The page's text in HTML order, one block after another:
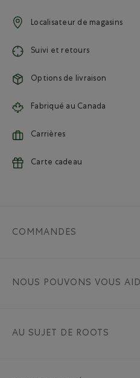
Localisateur de magasins
Suivi et retours
Options de livraison
Fabriqué au Canada
Carrières
Carte cadeau
COMMANDES
NOUS POUVONS VOUS
AU SUJET DE ROOTS